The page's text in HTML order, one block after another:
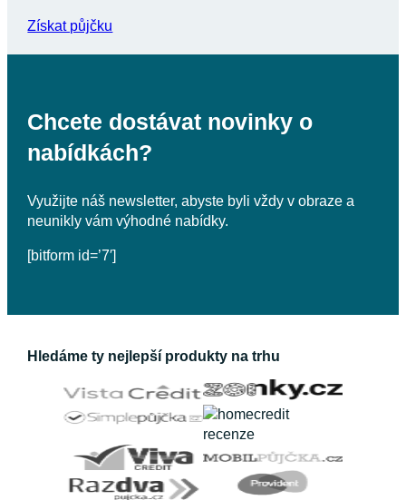
Získat půjčku
Chcete dostávat novinky o
nabídkách?
Využijte náš newsletter, abyste byli vždy v obraze a
neunikly vám výhodné nabídky.
[bitform id=’7′]
Hledáme ty nejlepší produkty na trhu